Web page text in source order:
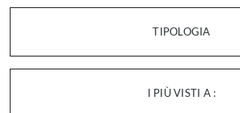
TIPOLOGIA
I PIÙ VISTI A :